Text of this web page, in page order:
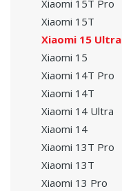
Xiaomi 15T Pro
Xiaomi 15T
Xiaomi 15 Ultra
Xiaomi 15
Xiaomi 14T Pro
Xiaomi 14T
Xiaomi 14 Ultra
Xiaomi 14
Xiaomi 13T Pro
Xiaomi 13T
Xiaomi 13 Pro